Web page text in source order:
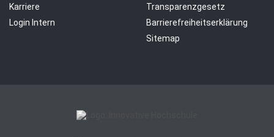
Karriere
Login Intern
Transparenzgesetz
Barrierefreiheitserklärung
Sitemap